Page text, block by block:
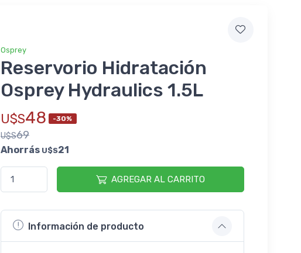
Osprey
Reservorio Hidratación
Osprey Hydraulics 1.5L
U$S48 -30%
U$S69
Ahorrás U$S21
AGREGAR AL CARRITO
Información de producto